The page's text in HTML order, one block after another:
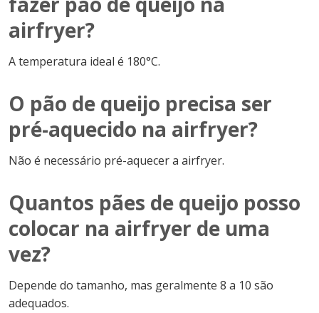
airfryer?
A temperatura ideal é 180°C.
O pão de queijo precisa ser
pré-aquecido na airfryer?
Não é necessário pré-aquecer a airfryer.
Quantos pães de queijo posso
colocar na airfryer de uma
vez?
Depende do tamanho, mas geralmente 8 a 10 são
adequados.